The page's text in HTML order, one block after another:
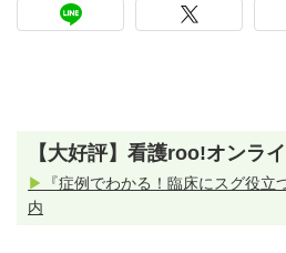
【大好評】看護roo!オンラ
▶
『症例でわかる！臨床にスグ役
内